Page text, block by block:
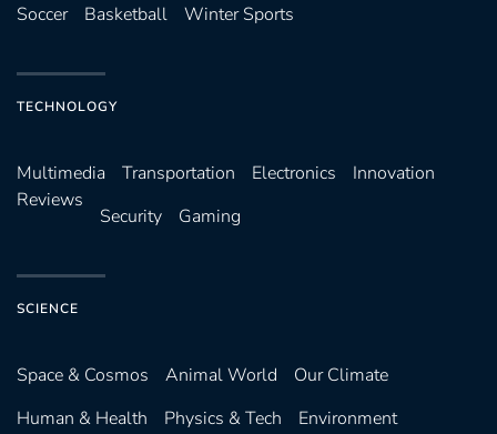
Soccer
Basketball Winter Sports
TECHNOLOGY
Multimedia Transportation Electronics
Innovation
Reviews
Security Gaming
SCIENCE
Space & Cosmos Animal World
Our Climate
Human & Health
Physics & Tech
Environment